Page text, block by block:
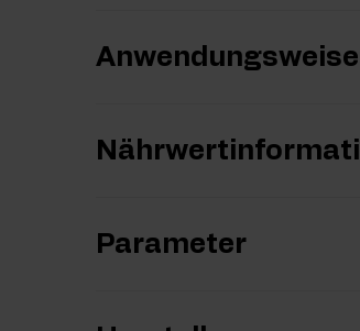
Anwendungsweise
Parameter